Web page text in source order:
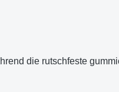
die rutschfeste